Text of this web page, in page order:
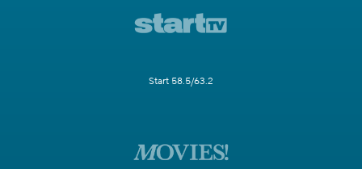
Start 58.5/63.2